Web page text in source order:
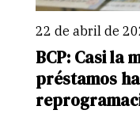
22 de abril de
BCP: Casi la
préstamos